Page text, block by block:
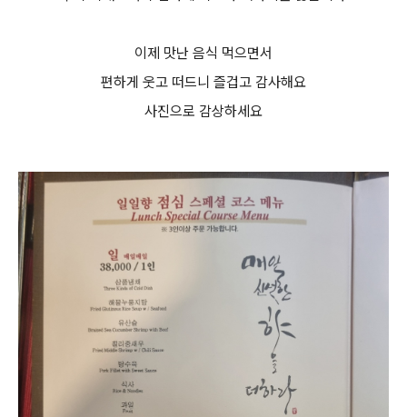
이제 맛난 음식 먹으면서
편하게 웃고 떠드니 즐겁고 감사해요
사진으로 감상하세요